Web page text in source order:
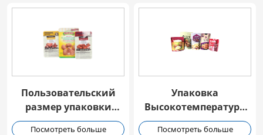
Пользовательский
размер упаковки
стоять вверх Retort
Посмотреть больше
Упаковка
Высокотемпература
Food Retort Мешок
Посмотреть больше